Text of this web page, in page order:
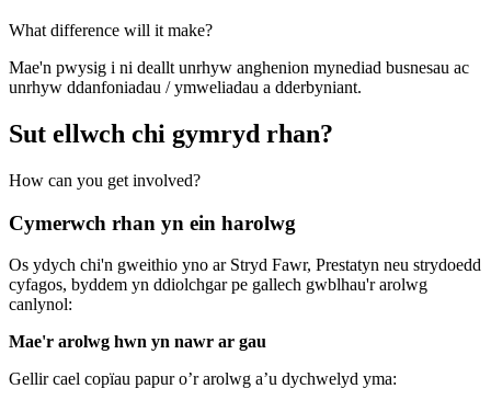
What difference will it make?
Mae'n pwysig i ni deallt unrhyw anghenion mynediad busnesau ac
unrhyw ddanfoniadau / ymweliadau a dderbyniant.
Sut ellwch chi gymryd rhan?
How can you get involved?
Cymerwch rhan yn ein harolwg
Os ydych chi'n gweithio yno ar Stryd Fawr, Prestatyn neu strydoedd
cyfagos, byddem yn ddiolchgar pe gallech gwblhau'r arolwg
canlynol:
Mae'r arolwg hwn yn nawr ar gau
Gellir cael copïau papur o’r arolwg a’u dychwelyd yma: